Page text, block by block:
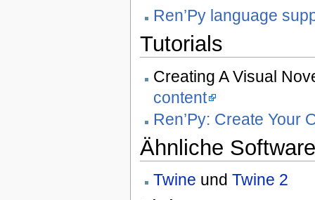
Ren’Py language
Tutorials
Creating A Visual
content
Ren’Py: Create Your
Ähnliche
Twine und Twine 2